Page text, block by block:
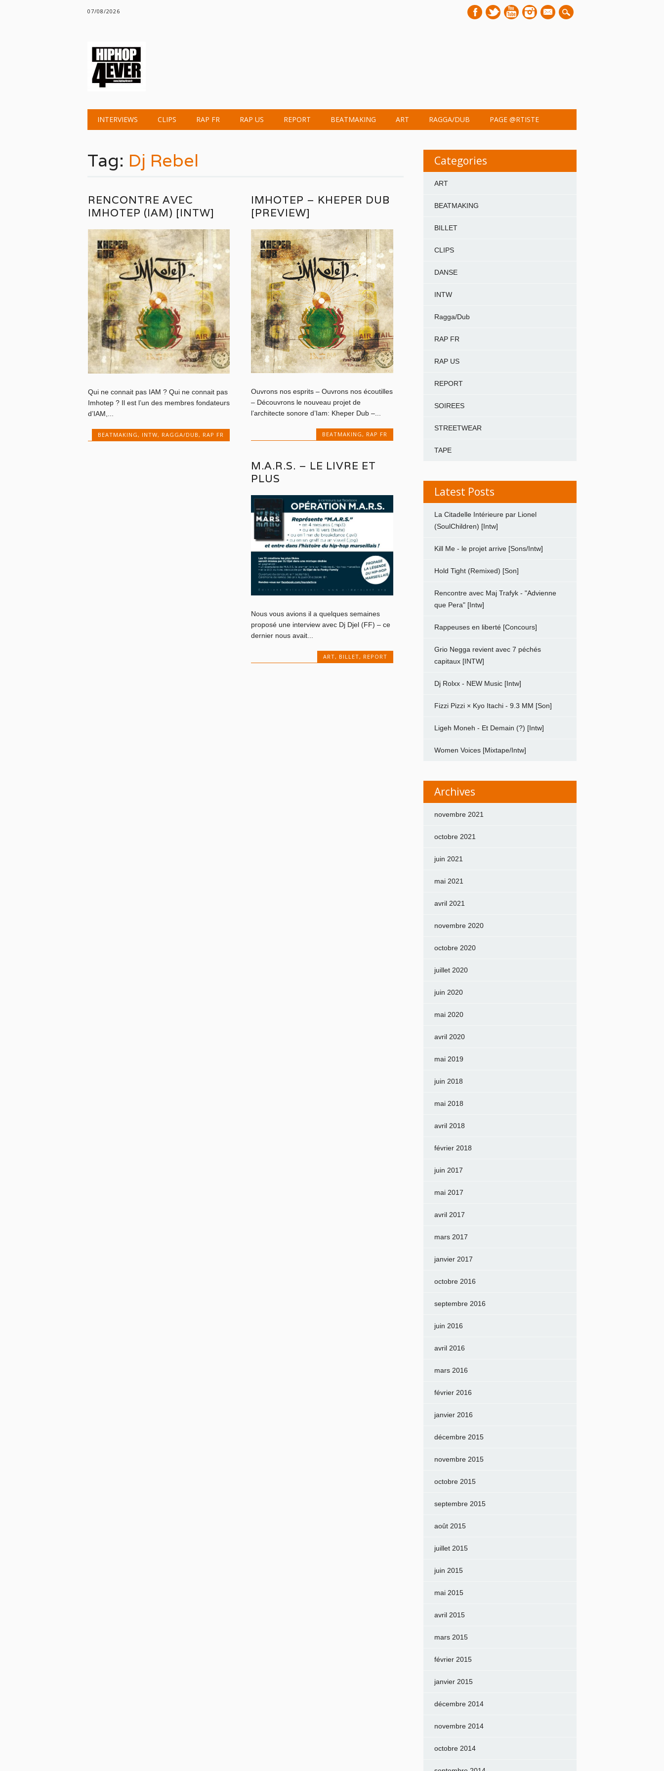
07/08/2026
mail
Main menu
INTERVIEWS CLIPS RAP FR RAP US REPORT BEATMAKING ART RAGGA/DUB PAGE @RTISTE
Tag: Dj Rebel
RENCONTRE AVEC
IMHOTEP (IAM) [INTW]
Qui ne connait pas IAM ? Qui ne connait pas
Imhotep ? Il est l’un des membres fondateurs
d’IAM,...
BEATMAKING , INTW, RAGGA/DUB , RAP FR
IMHOTEP – KHEPER DUB
[PREVIEW]
Ouvrons nos esprits – Ouvrons nos écoutilles
– Découvrons le nouveau projet de
l’architecte sonore d’Iam: Kheper Dub –...
BEATMAKING, RAP FR
M.A.R.S. – LE LIVRE ET
PLUS
Nous vous avions il a quelques semaines
proposé une interview avec Dj Djel (FF) – ce
dernier nous avait...
ART, BILLET, REPORT
Categories
ART
BEATMAKING
BILLET
CLIPS
DANSE
INTW
Ragga/Dub
RAP FR
RAP US
REPORT
SOIREES
STREETWEAR
TAPE
Latest Posts
La Citadelle Intérieure par Lionel
(SoulChildren) [Intw]
Kill Me - le projet arrive [Sons/Intw]
Hold Tight (Remixed) [Son]
Rencontre avec Maj Trafyk - "Advienne
que Pera" [Intw]
Rappeuses en liberté [Concours]
Grio Negga revient avec 7 péchés
capitaux [INTW]
Dj Rolxx - NEW Music [Intw]
Fizzi Pizzi × Kyo Itachi - 9.3 MM [Son]
Ligeh Moneh - Et Demain (?) [Intw]
Women Voices [Mixtape/Intw]
Archives
novembre 2021
octobre 2021
juin 2021
mai 2021
avril 2021
novembre 2020
octobre 2020
juillet 2020
juin 2020
mai 2020
avril 2020
mai 2019
juin 2018
mai 2018
avril 2018
février 2018
juin 2017
mai 2017
avril 2017
mars 2017
janvier 2017
octobre 2016
septembre 2016
juin 2016
avril 2016
mars 2016
février 2016
janvier 2016
décembre 2015
novembre 2015
octobre 2015
septembre 2015
août 2015
juillet 2015
juin 2015
mai 2015
avril 2015
mars 2015
février 2015
janvier 2015
décembre 2014
novembre 2014
octobre 2014